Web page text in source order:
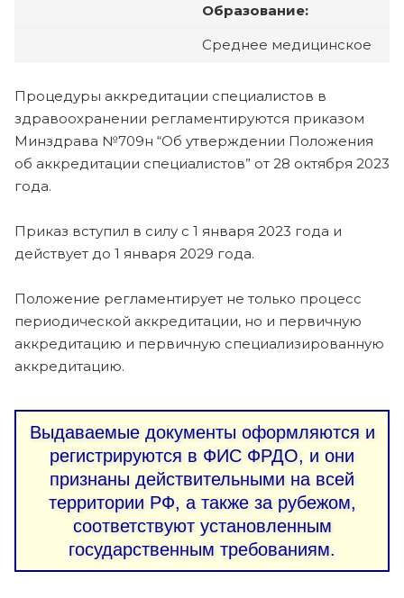
Образование:
Среднее медицинское
Процедуры аккредитации специалистов в
здравоохранении регламентируются приказом
Минздрава №709н “Об утверждении Положения
об аккредитации специалистов” от 28 октября 2023
года.
Приказ вступил в силу с 1 января 2023 года и
действует до 1 января 2029 года.
Положение регламентирует не только процесс
периодической аккредитации, но и первичную
аккредитацию и первичную специализированную
аккредитацию.
Выдаваемые документы оформляются и
регистрируются в ФИС ФРДО, и они
признаны действительными на всей
территории РФ, а также за рубежом,
соответствуют установленным
государственным требованиям.